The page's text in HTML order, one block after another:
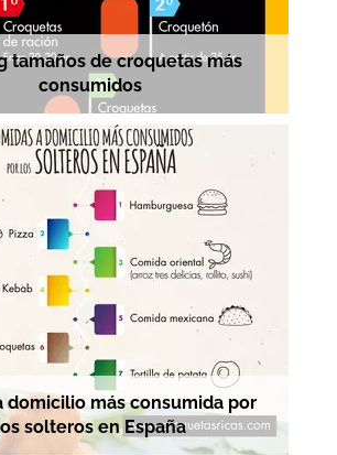
tamaños de croquetas más
consumidos
domicilio más consumida por
solteros en España